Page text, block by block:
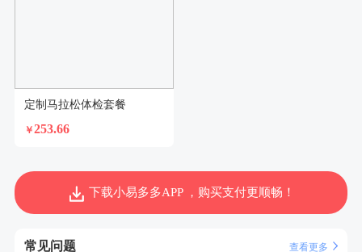
定制马拉松体检套餐
￥253.66
下载小易多多APP ，购买支付更顺畅！
常见问题 查看更多